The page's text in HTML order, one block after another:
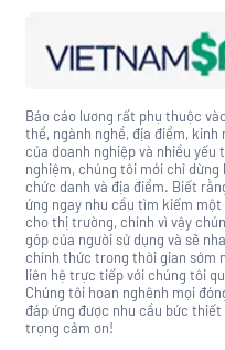
Báo cáo lương rất phụ thuộc
thể, ngành nghề, địa điểm,
của doanh nghiệp và nhiều
nghiệm, chúng tôi mới chỉ
chức danh và địa điểm. Biết
ứng ngay nhu cầu tìm kiếm
cho thị trường, chính vì vậy
góp của người sử dụng và sẽ
chính thức trong thời gian sớm
liên hệ trực tiếp với chúng tôi
Chúng tôi hoan nghênh mọi
đáp ứng được nhu cầu bức
trọng cảm ơn!